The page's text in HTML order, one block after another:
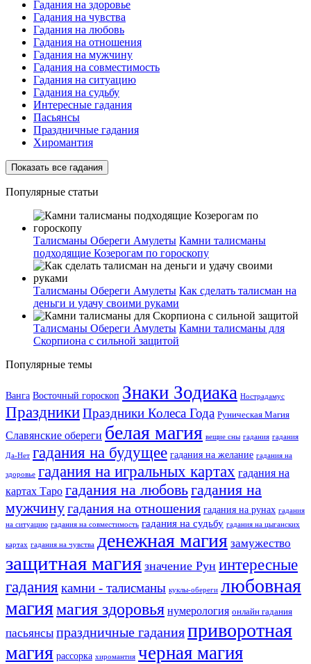
Гадания на здоровье
Гадания на чувства
Гадания на любовь
Гадания на отношения
Гадания на мужчину
Гадания на совместимость
Гадания на ситуацию
Гадания на судьбу
Интересные гадания
Пасьянсы
Праздничные гадания
Хиромантия
Показать все гадания
Популярные статьи
Талисманы Обереги Амулеты Камни талисманы
подходящие Козерогам по гороскопу
Талисманы Обереги Амулеты Как сделать талисман на
деньги и удачу своими руками
Талисманы Обереги Амулеты Камни талисманы для
Скорпиона с сильной защитой
Популярные темы
Ванга Восточный гороскоп Знаки Зодиака Нострадамус
ПраздникиПраздники Колеса Года Руническая Магия
Славянские обереги белая магия вещие сны гадания гадания
Да-Нет гадания на будущее гадания на желание гадания на
здоровье гадания на игральных картах гадания на
картах Таро гадания на любовьгадания на
мужчинугадания на отношения гадания на рунах гадания
на ситуацию гадания на совместимость гадания на судьбу гадания на цыганских
картах гадания на чувства денежная магия замужество
защитная магия значение Рун интересные
гадания камни - талисманы куклы-обереги любовная
магиямагия здоровья нумерология онлайн гадания
пасьянсы праздничные гаданияприворотная
магия рассорка хиромантия черная магия